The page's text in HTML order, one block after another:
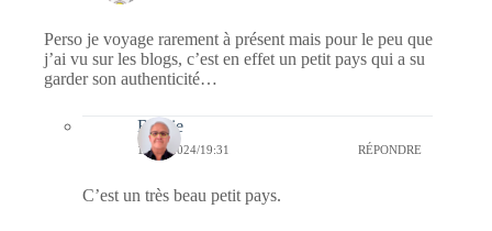
Perso je voyage rarement à présent mais pour le peu que
j’ai vu sur les blogs, c’est en effet un petit pays qui a su
garder son authenticité…
Bernie
19/11/2024/19:31 RÉPONDRE
C’est un très beau petit pays.